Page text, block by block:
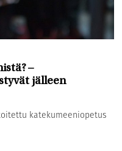
–
jälleen
katekumeeniopetus